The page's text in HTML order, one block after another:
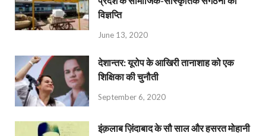
विज्ञप्ति
June 13, 2020
देशान्‍तर: यूरोप के आखिरी तानाशाह को एक
शिक्षिका की चुनौती
September 6, 2020
इंक़लाब ज़िंदाबाद के सौ साल और हसरत मोहानी